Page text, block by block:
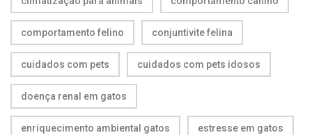
comportamento felino conjuntivite felina
cuidados com pets cuidados com pets idosos
doença renal em gatos
enriquecimento ambiental gatos estresse em gatos